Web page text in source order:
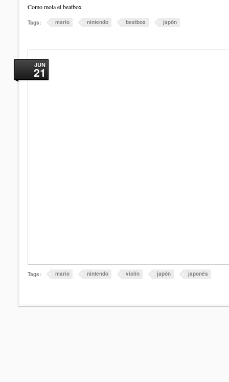
Como mola el beatbox
Tags: mario nintendo beatbox japón
JUN
21
Tags: mario nintendo violín japón japonés